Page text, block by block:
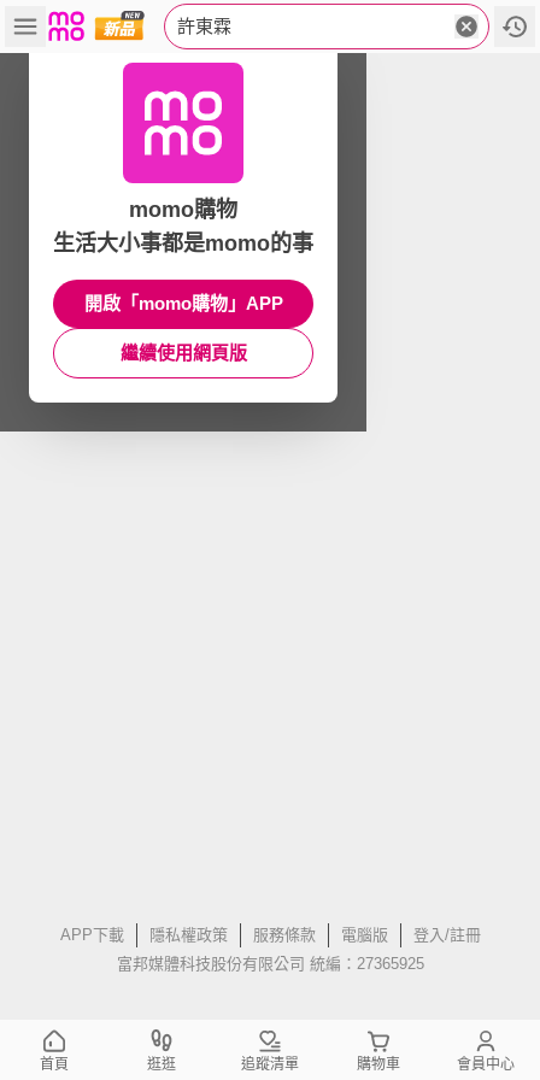
許東霖
APP下載 隱私權政策 服務條款 電腦版
登入/註冊
富邦媒體科技股份有限公司 統編：27365925
momo購物
生活大小事都是momo的事
開啟「momo購物」APP
繼續使用網頁版
首頁 逛逛 追蹤清單 購物車 會員中心